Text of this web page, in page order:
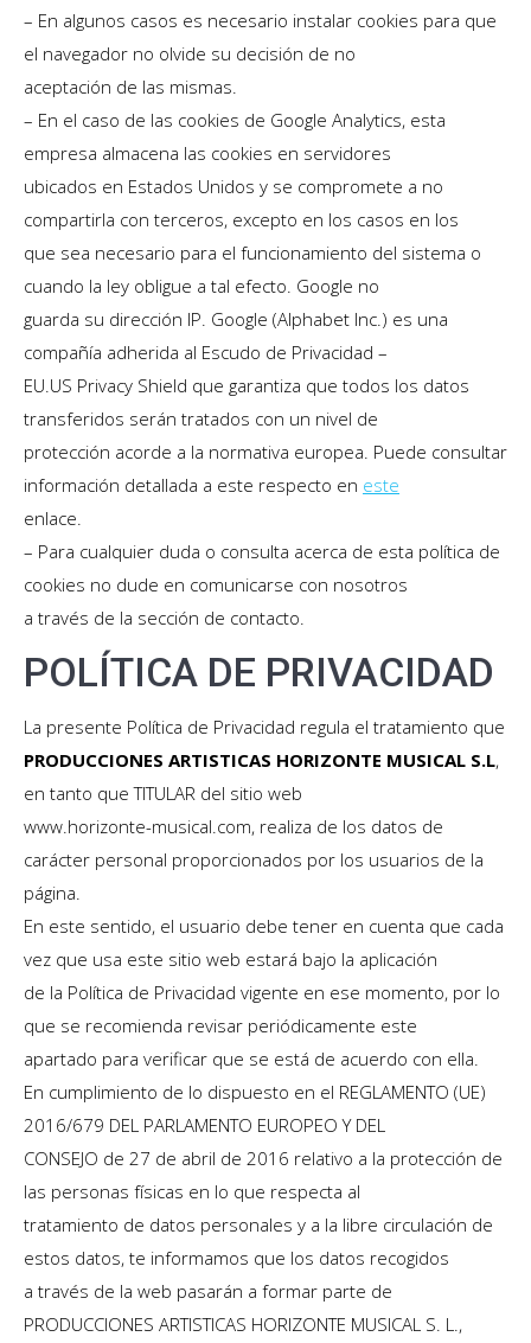
– En algunos casos es necesario instalar cookies para que
el navegador no olvide su decisión de no
aceptación de las mismas.
– En el caso de las cookies de Google Analytics, esta
empresa almacena las cookies en servidores
ubicados en Estados Unidos y se compromete a no
compartirla con terceros, excepto en los casos en los
que sea necesario para el funcionamiento del sistema o
cuando la ley obligue a tal efecto. Google no
guarda su dirección IP. Google (Alphabet Inc.) es una
compañía adherida al Escudo de Privacidad –
EU.US Privacy Shield que garantiza que todos los datos
transferidos serán tratados con un nivel de
protección acorde a la normativa europea. Puede consultar
información detallada a este respecto en este
enlace.
– Para cualquier duda o consulta acerca de esta política de
cookies no dude en comunicarse con nosotros
a través de la sección de contacto.
POLÍTICA DE PRIVACIDAD
La presente Política de Privacidad regula el tratamiento que
PRODUCCIONES ARTISTICAS HORIZONTE MUSICAL S.L,
en tanto que TITULAR del sitio web
www.horizonte-musical.com, realiza de los datos de
carácter personal proporcionados por los usuarios de la
página.
En este sentido, el usuario debe tener en cuenta que cada
vez que usa este sitio web estará bajo la aplicación
de la Política de Privacidad vigente en ese momento, por lo
que se recomienda revisar periódicamente este
apartado para verificar que se está de acuerdo con ella.
En cumplimiento de lo dispuesto en el REGLAMENTO (UE)
2016/679 DEL PARLAMENTO EUROPEO Y DEL
CONSEJO de 27 de abril de 2016 relativo a la protección de
las personas físicas en lo que respecta al
tratamiento de datos personales y a la libre circulación de
estos datos, te informamos que los datos recogidos
a través de la web pasarán a formar parte de
PRODUCCIONES ARTISTICAS HORIZONTE MUSICAL S. L.,